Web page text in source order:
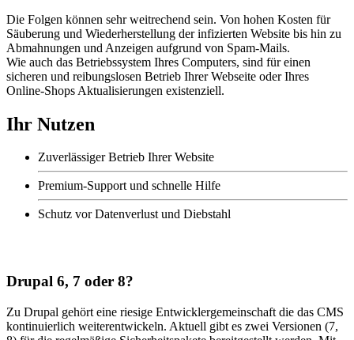
Die Folgen können sehr weitrechend sein. Von hohen Kosten für
Säuberung und Wiederherstellung der infizierten Website bis hin zu
Abmahnungen und Anzeigen aufgrund von Spam-Mails.
Wie auch das Betriebssystem Ihres Computers, sind für einen
sicheren und reibungslosen Betrieb Ihrer Webseite oder Ihres
Online-Shops Aktualisierungen existenziell.
Ihr Nutzen
Zuverlässiger Betrieb Ihrer Website
Premium-Support und schnelle Hilfe
Schutz vor Datenverlust und Diebstahl
Drupal 6, 7 oder 8?
Zu Drupal gehört eine riesige Entwicklergemeinschaft die das CMS
kontinuierlich weiterentwickeln. Aktuell gibt es zwei Versionen (7,